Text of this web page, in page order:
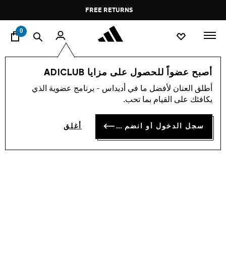
Pause
promotion
rotation
FREE RETURNS
0
أصبح عضواً للحصول على مزايا ADICLUB
أطلق العنان لأفضل ما في أديداس - برنامج عضوية الذي
يكافئك على القيام بما تحب.
سجل الدخول أو انضم الآن أغلق
اسلوب حياة العلامات التجارية الألبسة الرياضية
حذاء LIGHTBLAZE
OMR 52.50